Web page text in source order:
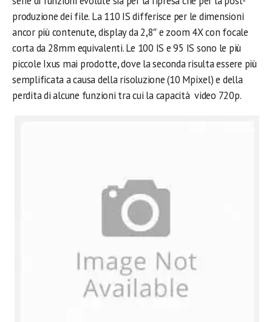
produzione dei file. La 110 IS differisce per le dimensioni
ancor più contenute, display da 2,8″ e zoom 4X con focale
corta da 28mm equivalenti. Le 100 IS e 95 IS sono le più
piccole Ixus mai prodotte, dove la seconda risulta essere più
semplificata a causa della risoluzione (10 Mpixel) e della
perdita di alcune funzioni tra cui la capacità video 720p.